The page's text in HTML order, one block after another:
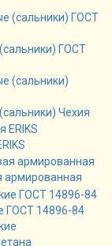
ГОСТ
Чехия
армированная
ГОСТ 14896-84